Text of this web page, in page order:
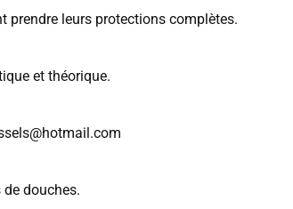
prendre leurs protections complètes.
et théorique.
douches.